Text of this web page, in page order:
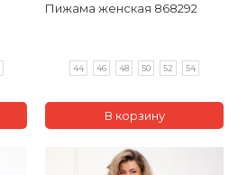
Пижама женская 868292
44 46 48 50 52 54